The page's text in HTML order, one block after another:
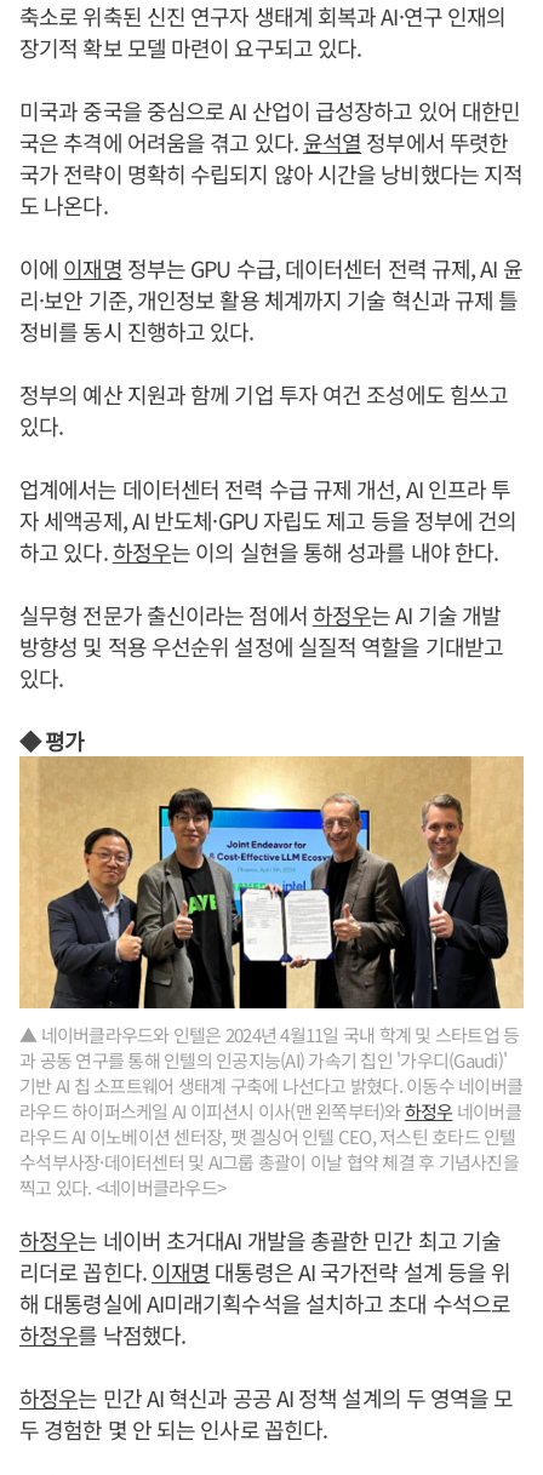
축소로 위축된 신진 연구자 생태계 회복과 AI·연구 인재의
장기적 확보 모델 마련이 요구되고 있다.
미국과 중국을 중심으로 AI 산업이 급성장하고 있어 대한민
국은 추격에 어려움을 겪고 있다.윤석열 정부에서 뚜렷한
국가 전략이 명확히 수립되지 않아 시간을 낭비했다는 지적
도 나온다.
이에 이재명 정부는 GPU 수급, 데이터센터 전력 규제, AI 윤
리·보안 기준, 개인정보 활용 체계까지 기술 혁신과 규제 틀
정비를 동시 진행하고 있다.
정부의 예산 지원과 함께 기업 투자 여건 조성에도 힘쓰고
있다.
업계에서는 데이터센터 전력 수급 규제 개선, AI 인프라 투
자 세액공제, AI 반도체·GPU 자립도 제고 등을 정부에 건의
하고 있다.하정우는 이의 실현을 통해 성과를 내야 한다.
실무형 전문가 출신이라는 점에서하정우는 AI 기술 개발
방향성 및 적용 우선순위 설정에 실질적 역할을 기대받고
있다.
◆ 평가
▲ 네이버클라우드와 인텔은 2024년 4월11일 국내 학계 및 스타트업 등
과 공동 연구를 통해 인텔의 인공지능(AI) 가속기 칩인 '가우디(Gaudi)'
기반 AI 칩 소프트웨어 생태계 구축에 나선다고 밝혔다. 이동수 네이버클
라우드 하이퍼스케일 AI 이피션시 이사(맨 왼쪽부터)와하정우 네이버클
라우드 AI 이노베이션 센터장, 팻 겔싱어 인텔 CEO, 저스틴 호타드 인텔
수석부사장·데이터센터 및 AI그룹 총괄이 이날 협약 체결 후 기념사진을
찍고 있다. <네이버클라우드>
하정우는 네이버 초거대AI 개발을 총괄한 민간 최고 기술
리더로 꼽힌다.이재명 대통령은 AI 국가전략 설계 등을 위
해 대통령실에 AI미래기획수석을 설치하고 초대 수석으로
하정우를 낙점했다.
하정우는 민간 AI 혁신과 공공 AI 정책 설계의 두 영역을 모
두 경험한 몇 안 되는 인사로 꼽힌다.